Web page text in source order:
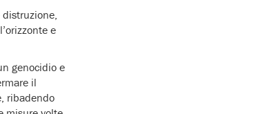
e
genocidio e
il
ribadendo